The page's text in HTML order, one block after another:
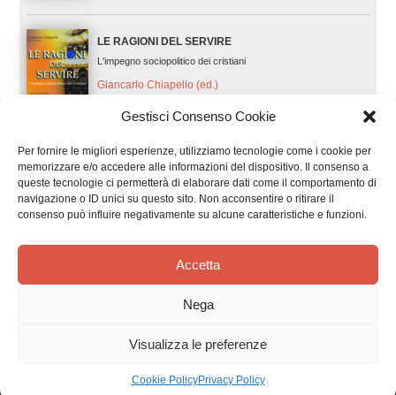
Gestisci Consenso Cookie
Per fornire le migliori esperienze, utilizziamo tecnologie come i cookie per
memorizzare e/o accedere alle informazioni del dispositivo. Il consenso a
queste tecnologie ci permetterà di elaborare dati come il comportamento di
navigazione o ID unici su questo sito. Non acconsentire o ritirare il
consenso può influire negativamente su alcune caratteristiche e funzioni.
Accetta
Nega
Visualizza le preferenze
Cookie PolicyPrivacy Policy
LE RAGIONI DEL SERVIRE
L'impegno sociopolitico dei cristiani
Giancarlo Chiapello (ed.)
I FONDATORI DELL’EUROPA UNITA
secondo il progetto di Jean Monnet. Robert Schuman, Konrad
Adenauer, Alcide De Gasperi
FUORI CATALOGO